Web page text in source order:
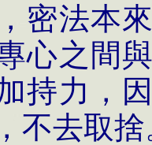
密法本
心之間
持力，
不去取捨